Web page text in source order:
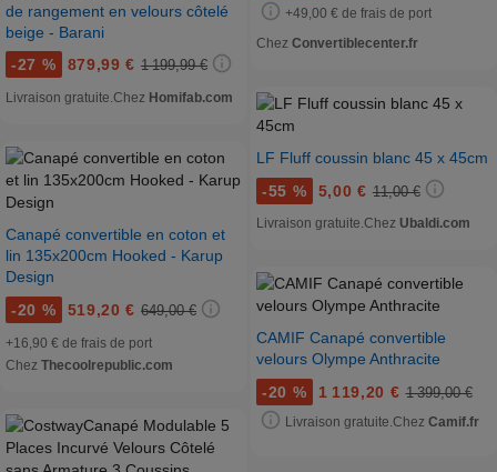
de rangement en velours côtelé
beige - Barani
-27 % 879,99 € 1 199,99 €
Livraison gratuite.Chez Homifab.com
Canapé convertible en coton et
lin 135x200cm Hooked - Karup
Design
-20 % 519,20 € 649,00 €
+16,90 € de frais de port
Chez Thecoolrepublic.com
+49,00 € de frais de port
Chez Convertiblecenter.fr
LF Fluff coussin blanc 45 x 45cm
-55 % 5,00 € 11,00 €
Livraison gratuite.Chez Ubaldi.com
CAMIF Canapé convertible
velours Olympe Anthracite
-20 % 1 119,20 € 1 399,00 €
Livraison gratuite.Chez Camif.fr